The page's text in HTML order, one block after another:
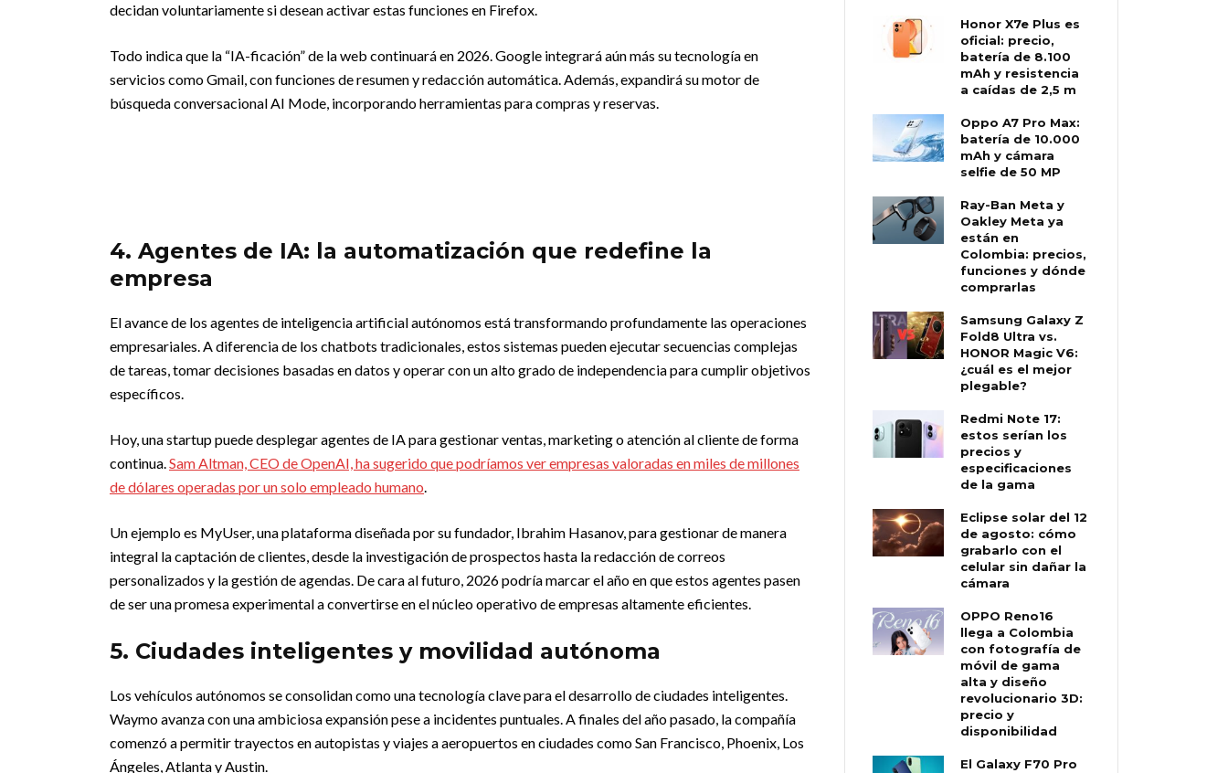
decidan voluntariamente si desean activar estas funciones en Firefox.
Todo indica que la “IA-ficación” de la web continuará en 2026. Google integrará aún más su tecnología en
servicios como Gmail, con funciones de resumen y redacción automática. Además, expandirá su motor de
búsqueda conversacional AI Mode, incorporando herramientas para compras y reservas.
4. Agentes de IA: la automatización que redefine la
empresa
El avance de los agentes de inteligencia artificial autónomos está transformando profundamente las operaciones
empresariales. A diferencia de los chatbots tradicionales, estos sistemas pueden ejecutar secuencias complejas
de tareas, tomar decisiones basadas en datos y operar con un alto grado de independencia para cumplir objetivos
específicos.
Hoy, una startup puede desplegar agentes de IA para gestionar ventas, marketing o atención al cliente de forma
continua.Sam Altman, CEO de OpenAI, ha sugerido que podríamos ver empresas valoradas en miles de millones
de dólares operadas por un solo empleado humano.
Un ejemplo es MyUser, una plataforma diseñada por su fundador, Ibrahim Hasanov, para gestionar de manera
integral la captación de clientes, desde la investigación de prospectos hasta la redacción de correos
personalizados y la gestión de agendas. De cara al futuro, 2026 podría marcar el año en que estos agentes pasen
de ser una promesa experimental a convertirse en el núcleo operativo de empresas altamente eficientes.
5. Ciudades inteligentes y movilidad autónoma
Los vehículos autónomos se consolidan como una tecnología clave para el desarrollo de ciudades inteligentes.
Waymo avanza con una ambiciosa expansión pese a incidentes puntuales. A finales del año pasado, la compañía
comenzó a permitir trayectos en autopistas y viajes a aeropuertos en ciudades como San Francisco, Phoenix, Los
Ángeles, Atlanta y Austin.
Honor X7e Plus es
oficial: precio,
batería de 8.100
mAh y resistencia
a caídas de 2,5 m
Oppo A7 Pro Max:
batería de 10.000
mAh y cámara
selfie de 50 MP
Ray-Ban Meta y
Oakley Meta ya
están en
Colombia: precios,
funciones y dónde
comprarlas
Samsung Galaxy Z
Fold8 Ultra vs.
HONOR Magic V6:
¿cuál es el mejor
plegable?
Redmi Note 17:
estos serían los
precios y
especificaciones
de la gama
Eclipse solar del 12
de agosto: cómo
grabarlo con el
celular sin dañar la
cámara
OPPO Reno16
llega a Colombia
con fotografía de
móvil de gama
alta y diseño
revolucionario 3D:
precio y
disponibilidad
El Galaxy F70 Pro